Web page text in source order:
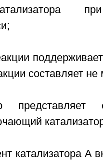
составляет не
катализатора А